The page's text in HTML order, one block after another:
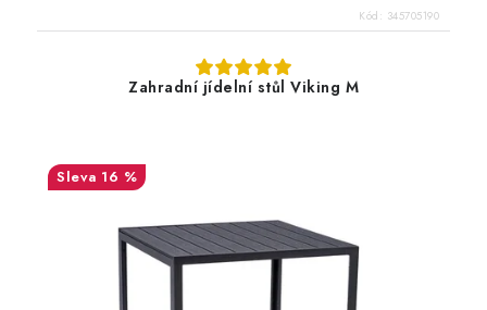
Kód: 345705190
Zahradní jídelní stůl Viking M
16 %